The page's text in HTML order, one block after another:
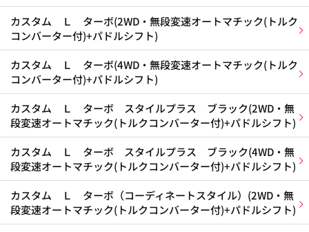
カスタム Ｌ ターボ(2WD・無段変速オートマチック(トルク
コンバーター付)+パドルシフト)
カスタム Ｌ ターボ(4WD・無段変速オートマチック(トルク
コンバーター付)+パドルシフト)
カスタム Ｌ ターボ スタイルプラス ブラック(2WD・無
段変速オートマチック(トルクコンバーター付)+パドルシフト)
カスタム Ｌ ターボ スタイルプラス ブラック(4WD・無
段変速オートマチック(トルクコンバーター付)+パドルシフト)
カスタム Ｌ ターボ（コーディネートスタイル）(2WD・無
段変速オートマチック(トルクコンバーター付)+パドルシフト)